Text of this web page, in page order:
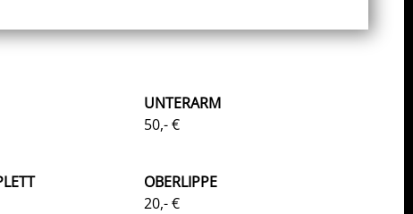
UNTERARM
50,- €
OBERLIPPE
20,- €